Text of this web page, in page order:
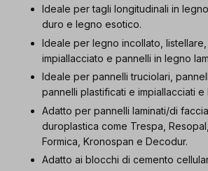
Ideale per tagli longitudinali in
duro e legno esotico.
Ideale per legno incollato,
impiallacciato e pannelli in legno
Ideale per pannelli truciolari,
pannelli plastificati e impiallacciati e
Adatto per pannelli laminati/di
duroplastica come Trespa,
Formica, Kronospan e Decodur.
Adatto ai blocchi di cemento